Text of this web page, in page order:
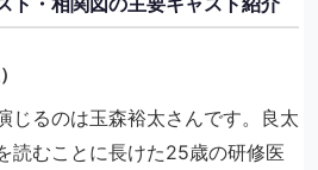
じるのは玉森裕太さんです。良太
読むことに長けた25歳の研修医